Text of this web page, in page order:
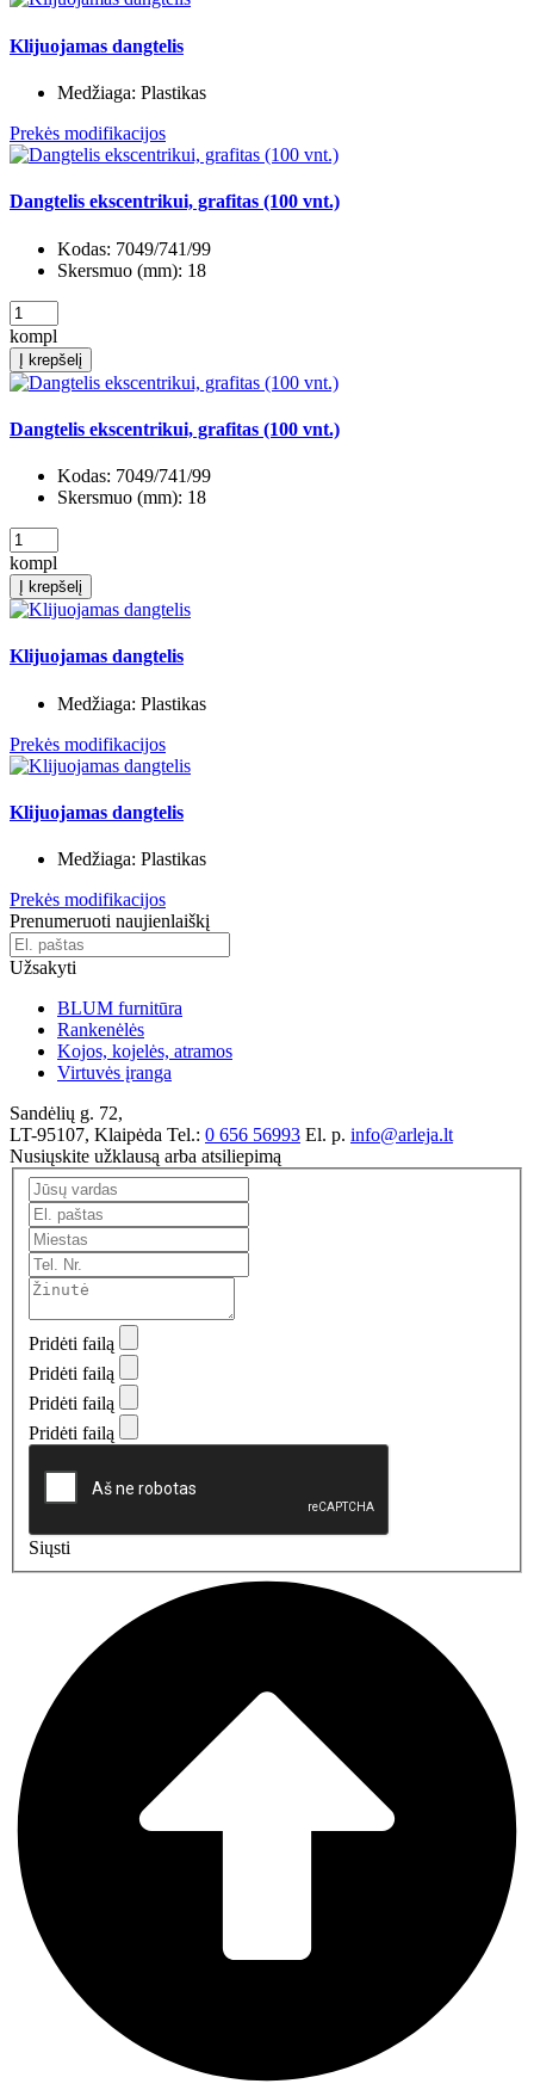
Klijuojamas dangtelis
Medžiaga: Plastikas
Prekės modifikacijos
Dangtelis ekscentrikui, grafitas (100 vnt.)
Kodas: 7049/741/99
Skersmuo (mm): 18
kompl
Į krepšelį
Dangtelis ekscentrikui, grafitas (100 vnt.)
Kodas: 7049/741/99
Skersmuo (mm): 18
kompl
Į krepšelį
Klijuojamas dangtelis
Medžiaga: Plastikas
Prekės modifikacijos
Klijuojamas dangtelis
Medžiaga: Plastikas
Prekės modifikacijos
Prenumeruoti naujienlaiškį
Užsakyti
BLUM furnitūra
Rankenėlės
Kojos, kojelės, atramos
Virtuvės įranga
Sandėlių g. 72,
LT-95107, Klaipėda Tel.: 0 656 56993 El. p. info@arleja.lt
Nusiųskite užklausą arba atsiliepimą
Pridėti failą
Pridėti failą
Pridėti failą
Pridėti failą
Siųsti